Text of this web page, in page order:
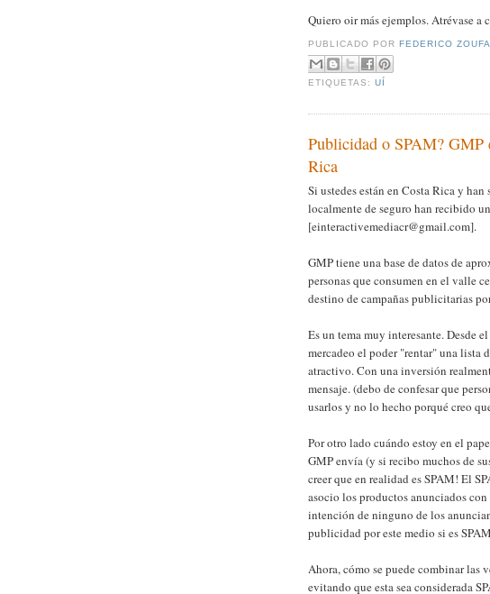
Quiero oir más ejemplos. Atrévase a
PUBLICADO PORFEDERICO
ETIQUETAS:UÍ
Publicidad o SPAM? GMP
Rica
Si ustedes están en Costa Rica y
localmente de seguro han recibido
[einteractivemediacr@gmail.com].
GMP tiene una base de datos de
personas que consumen en el valle
destino de campañas publicitarias
Es un tema muy interesante. Desde
mercadeo el poder "rentar" una lista
atractivo. Con una inversión
mensaje. (debo de confesar que
usarlos y no lo hecho porqué creo
Por otro lado cuándo estoy en el
GMP envía (y si recibo muchos de
creer que en realidad es SPAM! El
asocio los productos anunciados
intención de ninguno de los
publicidad por este medio si es
Ahora, cómo se puede combinar las
evitando que esta sea considerada